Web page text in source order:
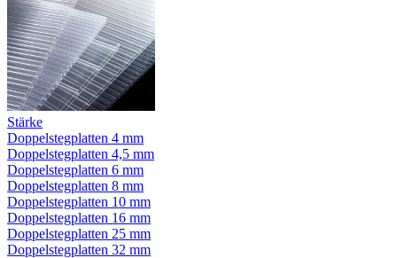
Stärke
Doppelstegplatten 4 mm
Doppelstegplatten 4,5 mm
Doppelstegplatten 6 mm
Doppelstegplatten 8 mm
Doppelstegplatten 10 mm
Doppelstegplatten 16 mm
Doppelstegplatten 25 mm
Doppelstegplatten 32 mm